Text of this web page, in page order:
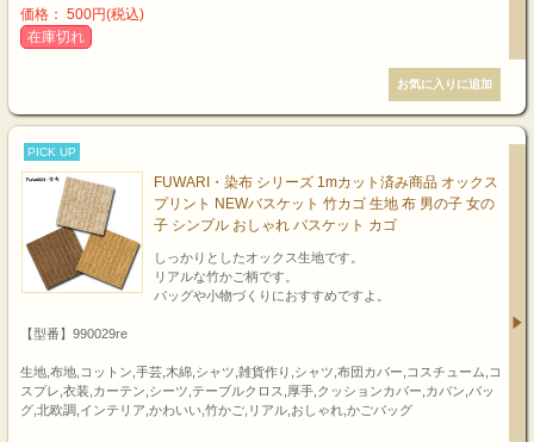
価格： 500円(税込)
在庫切れ
PICK UP
FUWARI・染布 シリーズ 1mカット済み商品 オックス
プリント NEWバスケット 竹カゴ 生地 布 男の子 女の
子 シンプル おしゃれ バスケット カゴ
しっかりとしたオックス生地です。
リアルな竹かご柄です。
バッグや小物づくりにおすすめですよ。
【型番】990029re
生地,布地,コットン,手芸,木綿,シャツ,雑貨作り,シャツ,布団カバー,コスチューム,コ
スプレ,衣装,カーテン,シーツ,テーブルクロス,厚手,クッションカバー,カバン,バッ
グ,北欧調,インテリア,かわいい,竹かご,リアル,おしゃれ,かごバッグ